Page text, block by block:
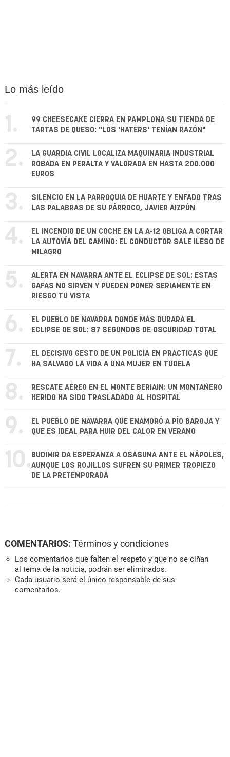
Lo más leído
1.
99 CHEESECAKE CIERRA EN PAMPLONA SU TIENDA DE
TARTAS DE QUESO: "LOS 'HATERS' TENÍAN RAZÓN"
2.
LA GUARDIA CIVIL LOCALIZA MAQUINARIA INDUSTRIAL
ROBADA EN PERALTA Y VALORADA EN HASTA 200.000
EUROS
3.
SILENCIO EN LA PARROQUIA DE HUARTE Y ENFADO TRAS
LAS PALABRAS DE SU PÁRROCO, JAVIER AIZPÚN
4.
EL INCENDIO DE UN COCHE EN LA A-12 OBLIGA A CORTAR
LA AUTOVÍA DEL CAMINO: EL CONDUCTOR SALE ILESO DE
MILAGRO
5.
ALERTA EN NAVARRA ANTE EL ECLIPSE DE SOL: ESTAS
GAFAS NO SIRVEN Y PUEDEN PONER SERIAMENTE EN
RIESGO TU VISTA
6.
EL PUEBLO DE NAVARRA DONDE MÁS DURARÁ EL
ECLIPSE DE SOL: 87 SEGUNDOS DE OSCURIDAD TOTAL
7.
EL DECISIVO GESTO DE UN POLICÍA EN PRÁCTICAS QUE
HA SALVADO LA VIDA A UNA MUJER EN TUDELA
8.
RESCATE AÉREO EN EL MONTE BERIAIN: UN MONTAÑERO
HERIDO HA SIDO TRASLADADO AL HOSPITAL
9.
EL PUEBLO DE NAVARRA QUE ENAMORÓ A PÍO BAROJA Y
QUE ES IDEAL PARA HUIR DEL CALOR EN VERANO
10. BUDIMIR DA ESPERANZA A OSASUNA ANTE EL NÁPOLES,
AUNQUE LOS ROJILLOS SUFREN SU PRIMER TROPIEZO
DE LA PRETEMPORADA
COMENTARIOS: Términos y condiciones
Los comentarios que falten el respeto y que no se ciñan
al tema de la noticia, podrán ser eliminados.
Cada usuario será el único responsable de sus
comentarios.